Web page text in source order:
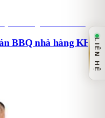
BBQ nhà hàng KH- LIÊN HỆ